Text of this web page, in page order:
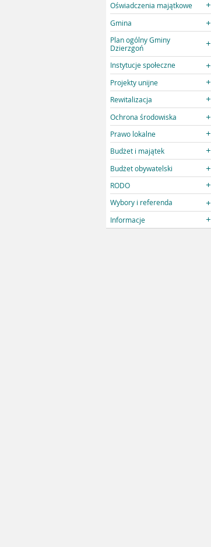
Oświadczenia majątkowe
Gmina
Plan ogólny Gminy
Dzierzgoń
Instytucje społeczne
Projekty unijne
Rewitalizacja
Ochrona środowiska
Prawo lokalne
Budżet i majątek
Budżet obywatelski
RODO
Wybory i referenda
Informacje